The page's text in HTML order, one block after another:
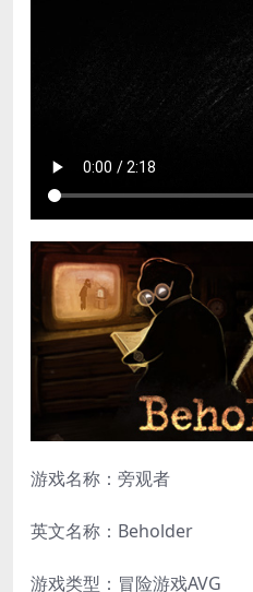
游戏名称：旁观者
英文名称：Beholder
游戏类型：冒险游戏AVG